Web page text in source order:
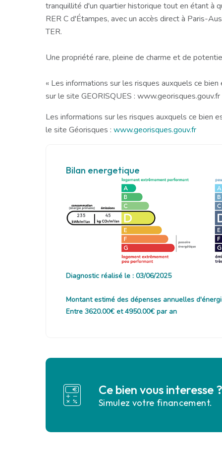
tranquillité d'un quartier historique tout en étant à
RER C d'Étampes, avec un accès direct à Paris-
TER.
Une propriété rare, pleine de charme et de
« Les informations sur les risques auxquels ce
sur le site GEORISQUES : www.georisques.gouv.fr
Les informations sur les risques auxquels ce bien
le site Géorisques : www.georisques.gouv.fr
Bilan energetique
235 45
Diagnostic réalisé le : 03/06/2025
Montant estimé des dépenses annuelles
Entre 3620.00€ et 4950.00€ par an
Ce bien vous interesse ?
Simulez votre financement.